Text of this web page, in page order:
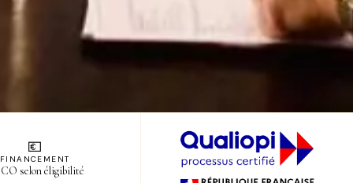
💶
FINANCEMENT
selon éligibilité